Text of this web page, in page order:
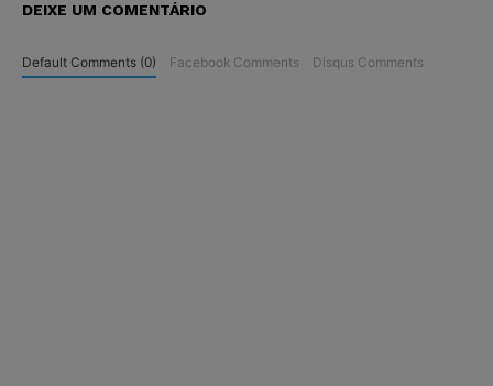
DEIXE UM COMENTÁRIO
Default Comments (0) Facebook Comments Disqus Comments